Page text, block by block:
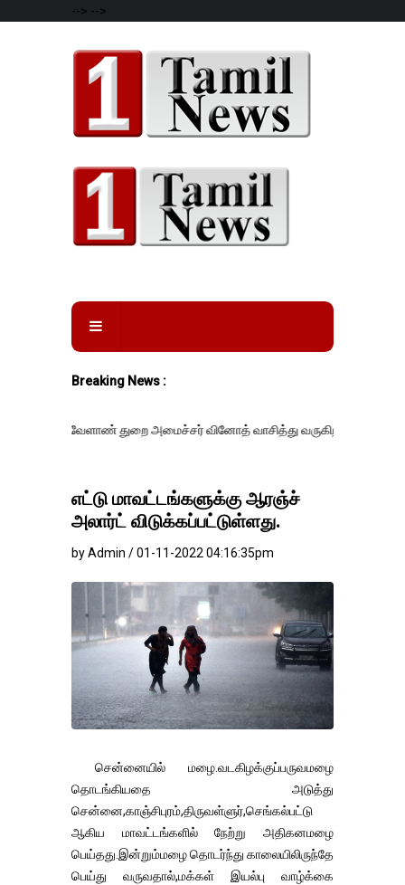
--> -->
Breaking News :
துறை அமைச்சர் வினோத் வாசித்து வருகிறார். �.
எட்டு மாவட்டங்களுக்கு ஆரஞ்ச்
அலார்ட் விடுக்கப்பட்டுள்ளது.
by Admin / 01-11-2022 04:16:35pm
சென்னையில் மழை.வடகிழக்குப்பருவமழை
தொடங்கியதை அடுத்து
சென்னை,காஞ்சிபுரம்,திருவள்ளுர்,செங்கல்பட்டு
ஆகிய மாவட்டங்களில் நேற்று அதிகனமழை
பெய்தது.இன்றும்மழை தொடர்ந்து காலையிலிருந்தே
பெய்து வருவதால்,மக்கள் இயல்பு வாழ்க்கை